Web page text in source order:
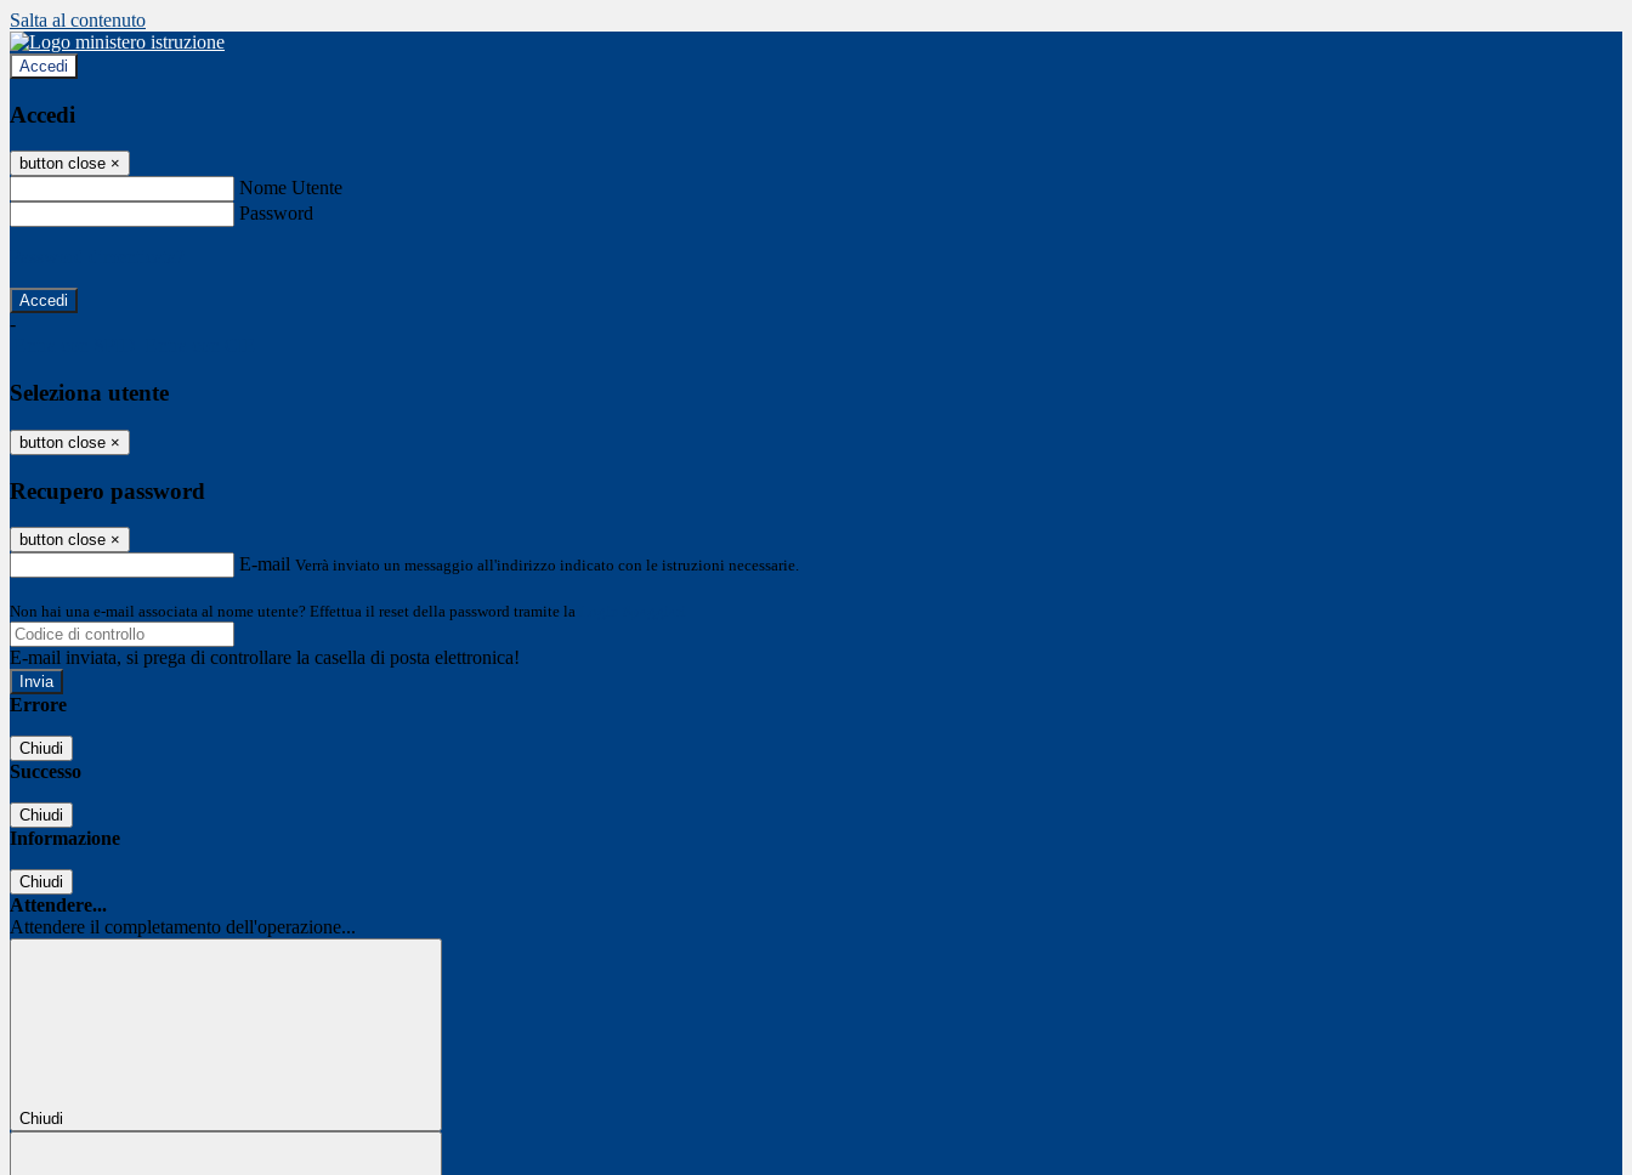
Salta al contenuto
Accedi
Accedi
button close ×
Nome Utente
Password
-
Seleziona utente
button close ×
Recupero password
button close ×
E-mail Verrà inviato un messaggio all'indirizzo indicato con le istruzioni necessarie.
Non hai una e-mail associata al nome utente? Effettua il reset della password tramite la
E-mail inviata, si prega di controllare la casella di posta elettronica!
Errore
Chiudi
Successo
Chiudi
Informazione
Chiudi
Attendere...
Attendere il completamento dell'operazione...
Chiudi